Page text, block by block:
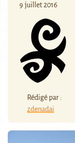
9 juillet 2016
Rédigé par :
zdenadai